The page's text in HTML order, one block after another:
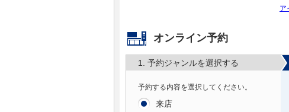
ア
オンライン予約
1. 予約ジャンルを選択する
予約する内容を選択してください。
来店